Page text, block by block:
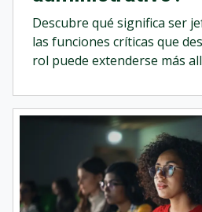
Descubre qué significa ser
las funciones críticas que
rol puede extenderse más